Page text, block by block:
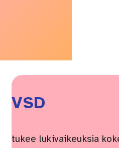
VSD
tukee lukivaikeuksia